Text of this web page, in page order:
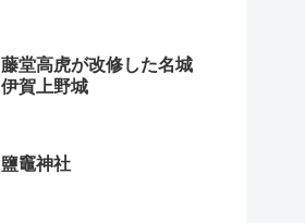
藤堂高虎が改修した名城
伊賀上野城
鹽竈神社